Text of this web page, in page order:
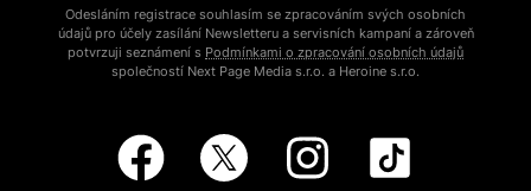
Odesláním registrace souhlasím se zpracováním svých osobních
údajů pro účely zasílání Newsletteru a servisních kampaní a zároveň
potvrzuji seznámení s Podmínkami o zpracování osobních údajů
společností Next Page Media s.r.o. a Heroine s.r.o.